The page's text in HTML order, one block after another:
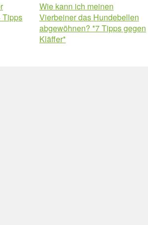
Tipps
Wie kann ich meinen
Vierbeiner das Hundebellen
abgewöhnen? *7 Tipps gegen
Kläffer*